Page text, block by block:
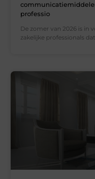
professio
De zomer van 2026 is in
zakelijke professionals